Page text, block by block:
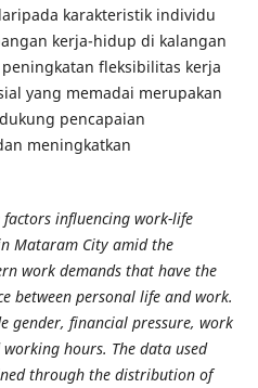
karakteristik individu
kerja-hidup di kalangan
fleksibilitas kerja
yang memadai merupakan
pencapaian
meningkatkan
influencing work-life
Mataram City amid the
work demands that have the
between personal life and work.
gender, financial pressure, work
hours. The data used
through the distribution of